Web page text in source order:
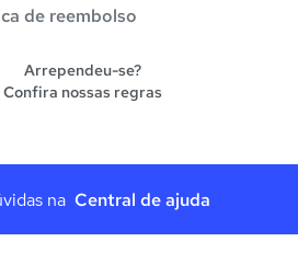
de reembolso
Arrependeu-se?
Confira nossas regras
na Central de ajuda